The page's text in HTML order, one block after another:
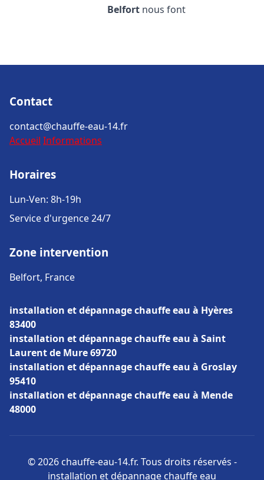
Belfort nous font
Contact
contact@chauffe-eau-14.fr
Accueil Informations
Horaires
Lun-Ven: 8h-19h
Service d'urgence 24/7
Zone intervention
Belfort, France
installation et dépannage chauffe eau à Hyères
83400
installation et dépannage chauffe eau à Saint
Laurent de Mure 69720
installation et dépannage chauffe eau à Groslay
95410
installation et dépannage chauffe eau à Mende
48000
© 2026 chauffe-eau-14.fr. Tous droits réservés -
installation et dépannage chauffe eau